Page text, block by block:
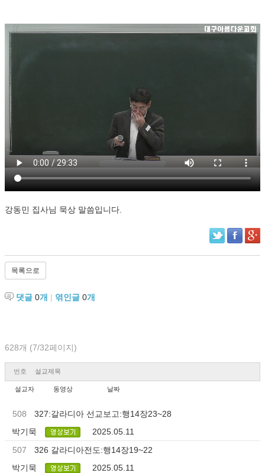
강동민 집사님 묵상 말씀입니다.
목록으로
댓글 0개 | 엮인글 0개
628개 (7/32페이지)
번호 설교제목
설교자 동영상 날짜
508
327:갈라디아 선교보고:행14장23~28
박기묵
2025.05.11
507
326 갈라디아전도:행14장19~22
박기묵
2025.05.11